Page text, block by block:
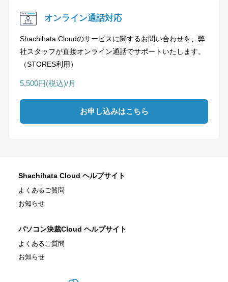
オンライン通話対応
Shachihata Cloudのサービスに関するお問い合わせを、弊
社スタッフが直接オンライン通話でサポートいたします。
（STORES利用）
5,500円(税込)/月
お申し込みはこちら
Shachihata Cloud ヘルプサイト
よくあるご質問
お知らせ
パソコン決裁Cloud ヘルプサイト
よくあるご質問
お知らせ